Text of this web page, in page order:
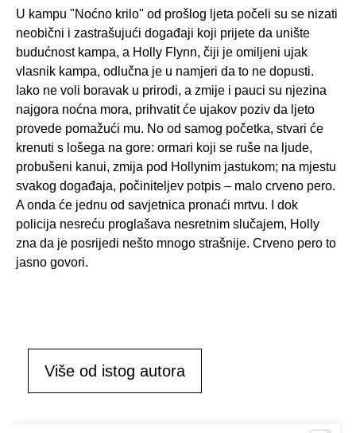
U kampu "Noćno krilo" od prošlog ljeta počeli su se nizati
neobični i zastrašujući događaji koji prijete da unište
budućnost kampa, a Holly Flynn, čiji je omiljeni ujak
vlasnik kampa, odlučna je u namjeri da to ne dopusti.
Iako ne voli boravak u prirodi, a zmije i pauci su njezina
najgora noćna mora, prihvatit će ujakov poziv da ljeto
provede pomažući mu. No od samog početka, stvari će
krenuti s lošega na gore: ormari koji se ruše na ljude,
probušeni kanui, zmija pod Hollynim jastukom; na mjestu
svakog događaja, počiniteljev potpis – malo crveno pero.
A onda će jednu od savjetnica pronaći mrtvu. I dok
policija nesreću proglašava nesretnim slučajem, Holly
zna da je posrijedi nešto mnogo strašnije. Crveno pero to
jasno govori.
Više od istog autora